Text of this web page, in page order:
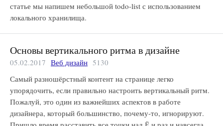
статье мы напишем небольшой todo-list с использованием
локального хранилища.
Основы вертикального ритма в дизайне
05.02.2017 Веб дизайн 5130
Самый разношёрстный контент на странице легко
упорядочить, если правильно настроить вертикальный ритм.
Пожалуй, это один из важнейших аспектов в работе
дизайнера, который большинство, почему-то, игнорируют.